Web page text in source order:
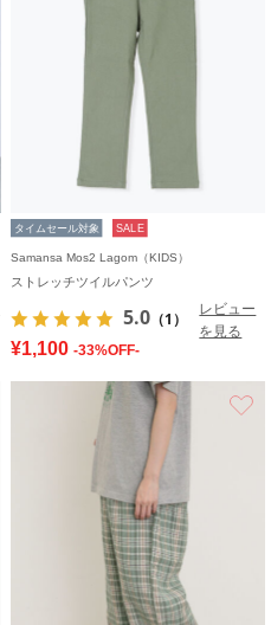
タイムセール対象 SALE
Samansa Mos2 Lagom（KIDS）
ストレッチツイルパンツ
5.0 （1）
レビュー
を見る
¥1,100 -33%OFF-